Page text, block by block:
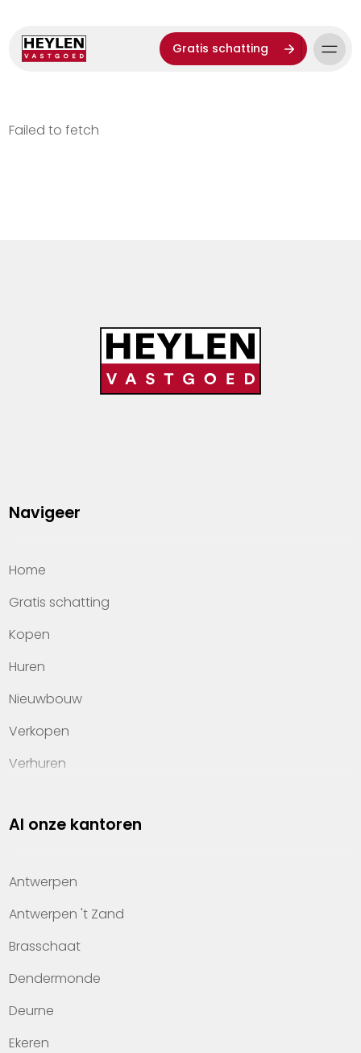
Gratis schatting
Failed to fetch
Navigeer
Home
Gratis schatting
Kopen
Huren
Nieuwbouw
Verkopen
Verhuren
Property management
Kennis van wonen
Kantoren
Veelgestelde vragen
Werken bij Heylen Vastgoed
Contact
Al onze kantoren
Antwerpen
Antwerpen 't Zand
Brasschaat
Dendermonde
Deurne
Ekeren